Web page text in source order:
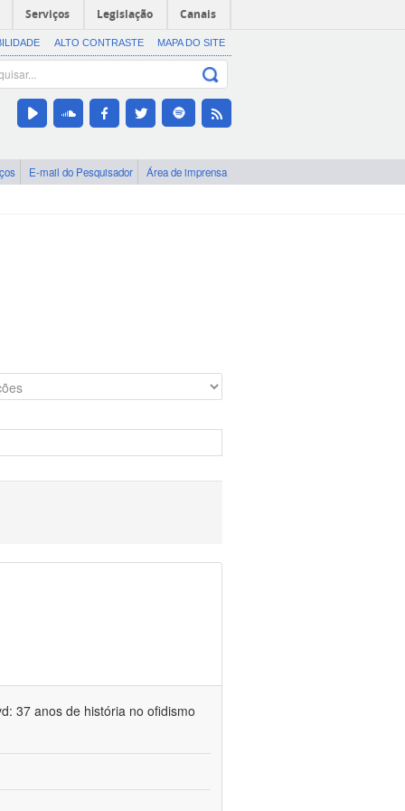
Serviços Legislação Canais
ALTO CONTRASTE MAPA DO SITE
E-mail do Pesquisador Área de imprensa
37 anos de história no ofidismo